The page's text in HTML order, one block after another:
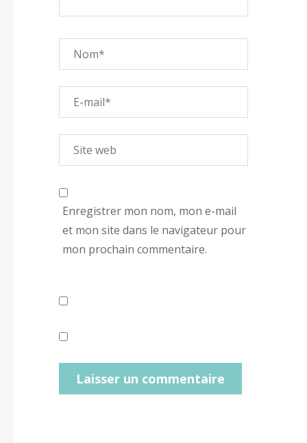
Enregistrer mon nom, mon e-mail
et mon site dans le navigateur pour
mon prochain commentaire.